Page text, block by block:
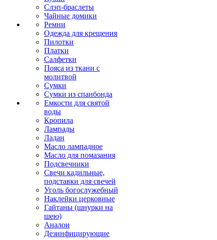
Слэп-браслеты
Чайные домики
Ремни
Одежда для крещения
Пилотки
Платки
Салфетки
Пояса из ткани с
молитвой
Сумки
Сумки из спанбонда
Емкости для святой
воды
Кропила
Лампады
Ладан
Масло лампадное
Масло для помазания
Подсвечники
Свечи кадильные,
подставки для свечей
Уголь богослужебный
Наклейки церковные
Гайтаны (шнурки на
шею)
Аналои
Дезинфицирующие